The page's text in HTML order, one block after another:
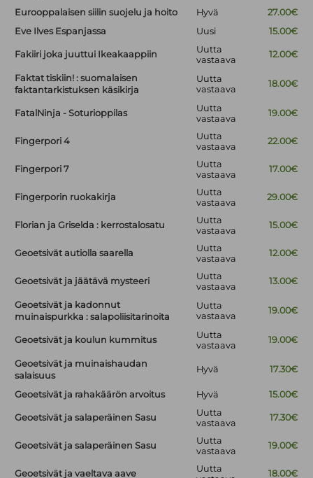
Eurooppalaisen siilin suojelu ja hoito Hyvä
27.00€
Eve Ilves Espanjassa
Uusi 15.00€
Fakiiri joka juuttui Ikeakaappiin
Uutta
vastaava
12.00€
Faktat tiskiin! : suomalaisen
faktantarkistuksen käsikirja
Uutta
vastaava
18.00€
FatalNinja - Soturioppilas
Uutta
vastaava
19.00€
Fingerpori 4
Uutta
vastaava
22.00€
Fingerpori 7
Uutta
vastaava
17.00€
Fingerporin ruokakirja
Uutta
vastaava
29.00€
Florian ja Griselda : kerrostalosatu
Uutta
vastaava
15.00€
Geoetsivät autiolla saarella
Uutta
vastaava
12.00€
Geoetsivät ja jäätävä mysteeri
Uutta
vastaava
13.00€
Geoetsivät ja kadonnut
muinaispurkka : salapoliisitarinoita
Uutta
vastaava
19.00€
Geoetsivät ja koulun kummitus
Uutta
vastaava
19.00€
Geoetsivät ja muinaishaudan
salaisuus
Hyvä 17.30€
Geoetsivät ja rahakäärön arvoitus Hyvä 15.00€
Geoetsivät ja salaperäinen Sasu
Uutta
vastaava
17.30€
Geoetsivät ja salaperäinen Sasu
Uutta
vastaava
19.00€
Geoetsivät ja vaeltava aave
Uutta
18.00€